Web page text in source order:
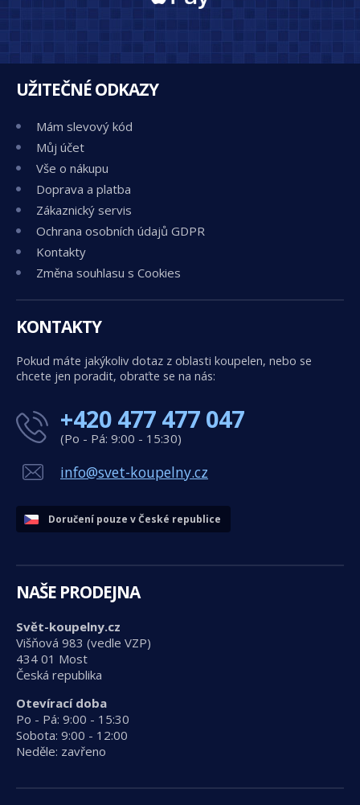
UŽITEČNÉ ODKAZY
Mám slevový kód
Můj účet
Vše o nákupu
Doprava a platba
Zákaznický servis
Ochrana osobních údajů GDPR
Kontakty
Změna souhlasu s Cookies
KONTAKTY
Pokud máte jakýkoliv dotaz z oblasti koupelen, nebo se
chcete jen poradit, obraťte se na nás:
+420 477 477 047
(Po - Pá: 9:00 - 15:30)
info@svet-koupelny.cz
Doručení pouze v České republice
NAŠE PRODEJNA
Svět-koupelny.cz
Višňová 983 (vedle VZP)
434 01 Most
Česká republika
Otevírací doba
Po - Pá: 9:00 - 15:30
Sobota: 9:00 - 12:00
Neděle: zavřeno